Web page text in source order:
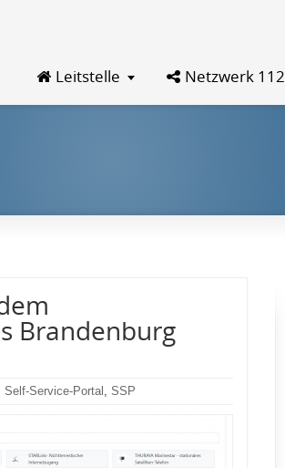
Leitstelle Netzwerk 112
Brandenburg
Self-Service-Portal , SSP